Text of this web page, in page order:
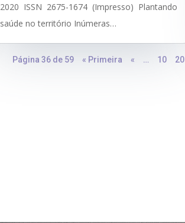
2020 ISSN 2675-1674 (Impresso) Plantando
saúde no território Inúmeras…
Página 36 de 59 « Primeira « … 10 20